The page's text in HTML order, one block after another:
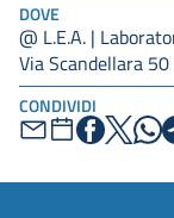
DOVE
@ L.E.A. |
Via Scandellara 50
CONDIVIDI